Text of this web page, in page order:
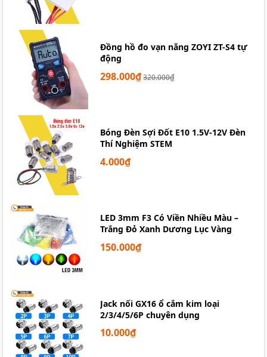
Đồng hồ đo vạn năng ZOYI ZT-S4 tự
động
298.000₫320.000₫
Bóng Đèn Sợi Đốt E10 1.5V-12V Đèn
Thí Nghiệm STEM
4.000₫
LED 3mm F3 Có Viền Nhiều Màu –
Trắng Đỏ Xanh Dương Lục Vàng
150.000₫
Jack nối GX16 ổ cắm kim loại
2/3/4/5/6P chuyên dụng
10.000₫